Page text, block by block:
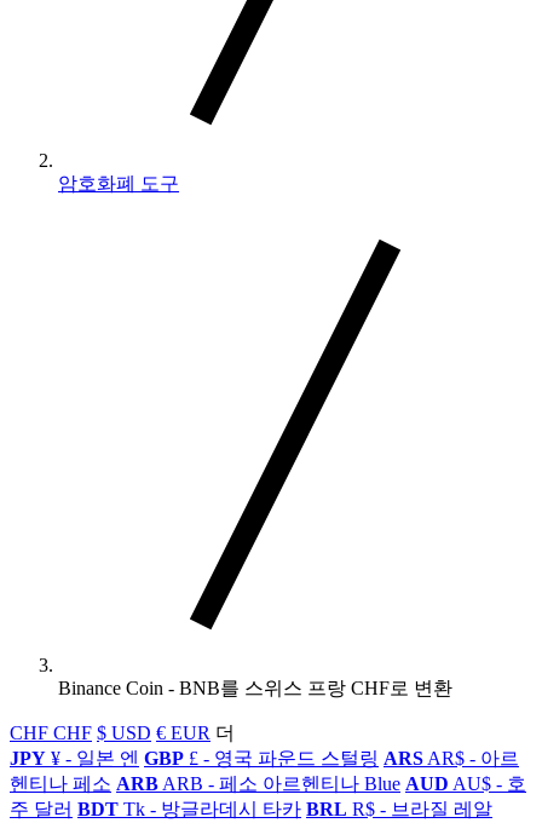
암호화폐 도구
Binance Coin - BNB를 스위스 프랑 CHF로 변환
CHF CHF $ USD € EUR 더
JPY ¥ - 일본 엔 GBP £ - 영국 파운드 스털링 ARS AR$ - 아르
헨티나 페소 ARB ARB - 페소 아르헨티나 Blue AUD AU$ - 호
주 달러 BDT Tk - 방글라데시 타카 BRL R$ - 브라질 레알